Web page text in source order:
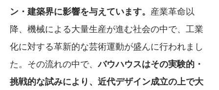
ン・建築界に影響を与えています。 産業革命以
降、機械による大量生産が進む社会の中で、工業
化に対する革新的な芸術運動が盛んに行われまし
た。その流れの中で、バウハウスはその実験的・
挑戦的な試みにより、近代デザイン成立の上で大